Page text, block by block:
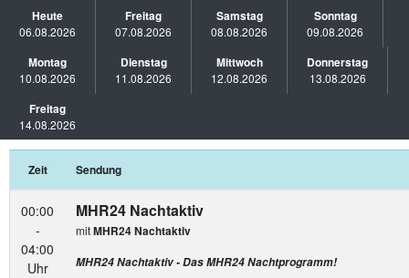
Heute
06.08.2026
Freitag
07.08.2026
Samstag
08.08.2026
Sonntag
09.08.2026
Montag
10.08.2026
Dienstag
11.08.2026
Mittwoch
12.08.2026
Donnerstag
13.08.2026
Freitag
14.08.2026
Zeit Sendung
00:00
-
04:00
Uhr
MHR24 Nachtaktiv
mitMHR24 Nachtaktiv
MHR24 Nachtaktiv - Das MHR24 Nachtprogramm!